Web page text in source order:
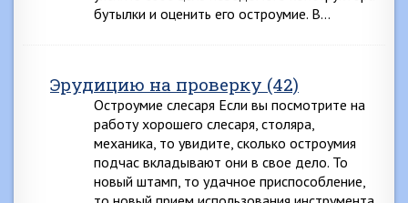
бутылки и оценить его остроумие. В…
Эрудицию на проверку (42)
Остроумие слесаря Если вы посмотрите на
работу хорошего слесаря, столяра,
механика, то увидите, сколько остроумия
подчас вкладывают они в свое дело. То
новый штамп, то удачное приспособление,